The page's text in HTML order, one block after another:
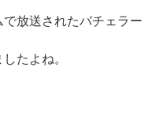
放送されたバチェラー
たよね。